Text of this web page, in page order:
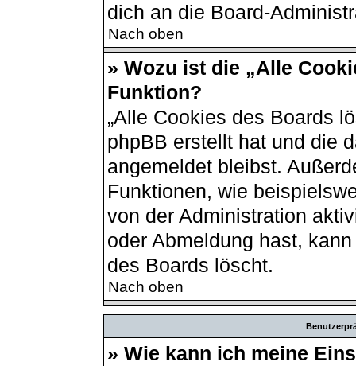
dich an die Board-
Nach oben
» Wozu ist die „Alle
Funktion?
„Alle Cookies des Boards
phpBB erstellt hat und die
angemeldet bleibst.
Funktionen, wie
von der Administration
oder Abmeldung hast,
des Boards löscht.
Nach oben
» Wie kann ich meine